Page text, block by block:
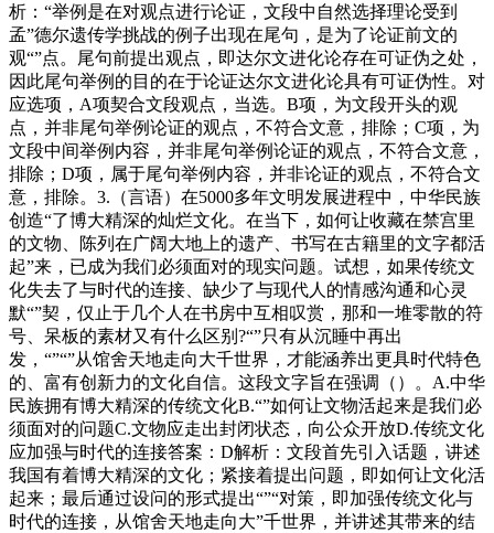
析：“举例是在对观点进行论证，文段中自然选择理论受到
孟”德尔遗传学挑战的例子出现在尾句，是为了论证前文的
观“”点。尾句前提出观点，即达尔文进化论存在可证伪之处，
因此尾句举例的目的在于论证达尔文进化论具有可证伪性。对
应选项，A项契合文段观点，当选。B项，为文段开头的观
点，并非尾句举例论证的观点，不符合文意，排除；C项，为
文段中间举例内容，并非尾句举例论证的观点，不符合文意，
排除；D项，属于尾句举例内容，并非论证的观点，不符合文
意，排除。3.（言语）在5000多年文明发展进程中，中华民族
创造“了博大精深的灿烂文化。在当下，如何让收藏在禁宫里
的文物、陈列在广阔大地上的遗产、书写在古籍里的文字都活
起”来，已成为我们必须面对的现实问题。试想，如果传统文
化失去了与时代的连接、缺少了与现代人的情感沟通和心灵
默“”契，仅止于几个人在书房中互相叹赏，那和一堆零散的符
号、呆板的素材又有什么区别?“”只有从沉睡中再出
发，“”“”从馆舍天地走向大千世界，才能涵养出更具时代特色
的、富有创新力的文化自信。这段文字旨在强调（）。A.中华
民族拥有博大精深的传统文化B.“”如何让文物活起来是我们必
须面对的问题C.文物应走出封闭状态，向公众开放D.传统文化
应加强与时代的连接答案：D解析：文段首先引入话题，讲述
我国有着博大精深的文化；紧接着提出问题，即如何让文化活
起来；最后通过设问的形式提出“”“对策，即加强传统文化与
时代的连接，从馆舍天地走向大”千世界，并讲述其带来的结